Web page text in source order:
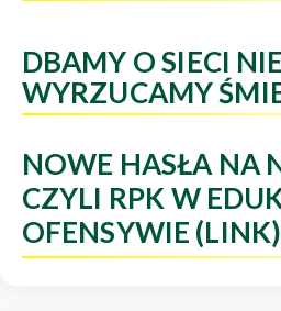
DBAMY O SIECI NIE
WYRZUCAMY
NOWE HASŁA NA
CZYLI RPK W
OFENSYWIE (LINK)